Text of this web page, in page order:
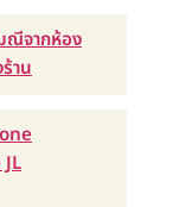
ณีจากห้อง
าน